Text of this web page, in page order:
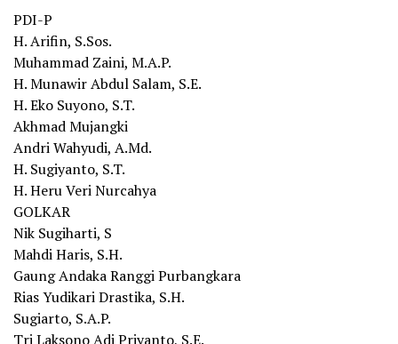
PDI-P
H. Arifin, S.Sos.
Muhammad Zaini, M.A.P.
H. Munawir Abdul Salam, S.E.
H. Eko Suyono, S.T.
Akhmad Mujangki
Andri Wahyudi, A.Md.
H. Sugiyanto, S.T.
H. Heru Veri Nurcahya
GOLKAR
Nik Sugiharti, S
Mahdi Haris, S.H.
Gaung Andaka Ranggi Purbangkara
Rias Yudikari Drastika, S.H.
Sugiarto, S.A.P.
Tri Laksono Adi Priyanto, S.E.